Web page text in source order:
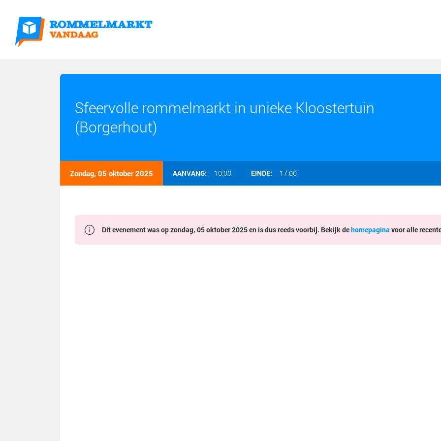
Sfeervolle rommelmarkt in unieke Kloostertuin
(Borgerhout)
Zondag, 05 oktober 2025 AANVANG: 10:00 EINDE: 17:00
Dit evenement was op zondag, 05 oktober 2025 en is dus reeds voorbij. Bekijk dehomepagina voor alle